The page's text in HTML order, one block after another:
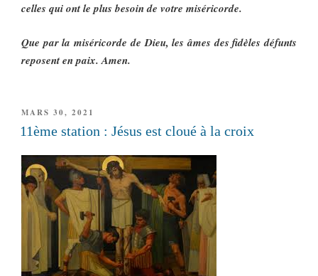
celles qui ont le plus besoin de votre miséricorde.
Que par la miséricorde de Dieu, les âmes des fidèles défunts
reposent en paix. Amen.
PUBLIÉ
LE
MARS 30, 2021
11ème station : Jésus est cloué à la croix